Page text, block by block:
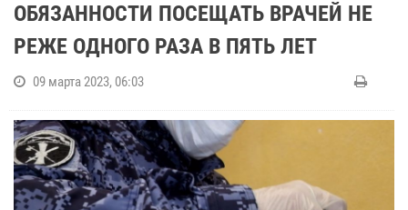
ОБЯЗАННОСТИ ПОСЕЩАТЬ ВРАЧЕЙ НЕ
РЕЖЕ ОДНОГО РАЗА В ПЯТЬ ЛЕТ
09 марта 2023, 06:03